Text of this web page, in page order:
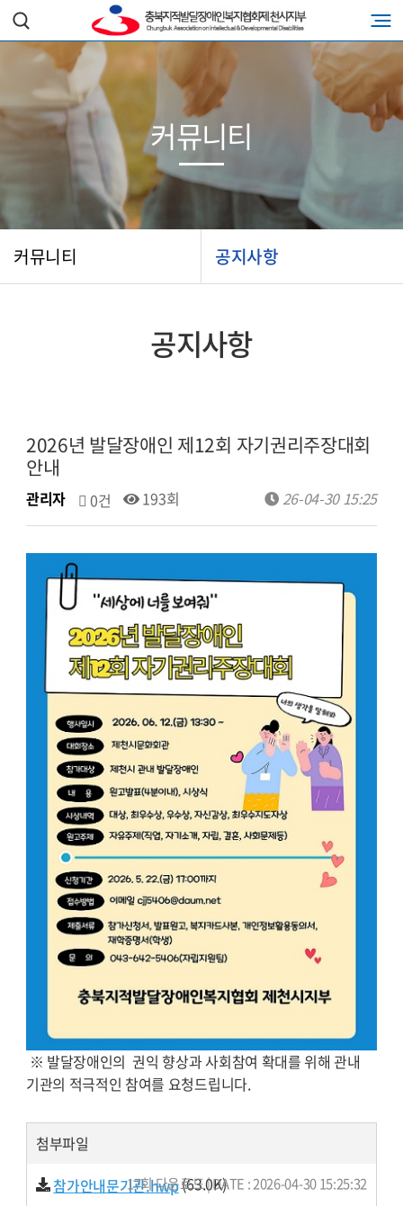
커뮤니티 공지사항
커뮤니티
공지사항
2026년 발달장애인 제12회 자기권리주장대회
안내
관리자 0건 193회 26-04-30 15:25
※ 발달장애인의 권익 향상과 사회참여 확대를 위해 관내
기관의 적극적인 참여를 요청드립니다.
첨부파일
참가안내문기관.hwp(63.0K)
17회 다운로드 | DATE : 2026-04-30 15:25:32